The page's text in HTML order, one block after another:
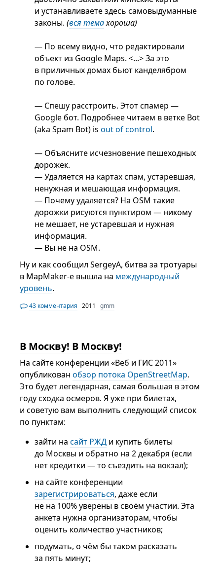
и устанавливаете здесь самовыдуманные
законы. (вся темахороша)
— По всему видно, что редактировали
объект из Google Maps. <...> За это
в приличных домах бьют канделябром
по голове.
— Спешу расстроить. Этот спамер —
Google бот. Подробнее читаем в ветке Bot
(aka Spam Bot) is out of control.
— Объясните исчезновение пешеходных
дорожек.
— Удаляется на картах спам, устаревшая,
ненужная и мешающая информация.
— Почему удаляется? На OSM такие
дорожки рисуются пунктиром — никому
не мешает, не устаревшая и нужная
информация.
— Вы не на OSM.
Ну и как сообщил SergeyA, битва за тротуары
в MapMaker-е вышла на международный
уровень.
43 комментария 2011 gmm
В Москву! В Москву!
На сайте конференции «Веб и ГИС 2011»
опубликованобзор потока OpenStreetMap.
Это будет легендарная, самая большая в этом
году сходка осмеров. Я уже при билетах,
и советую вам выполнить следующий список
по пунктам:
зайти на сайт РЖДи купить билеты
до Москвы и обратно на 2 декабря (если
нет кредитки — то съездить на вокзал);
на сайте конференции
зарегистрироваться, даже если
не на 100% уверены в своём участии. Эта
анкета нужна организаторам, чтобы
оценить количество участников;
подумать, о чём бы таком расказать
за пять минут;